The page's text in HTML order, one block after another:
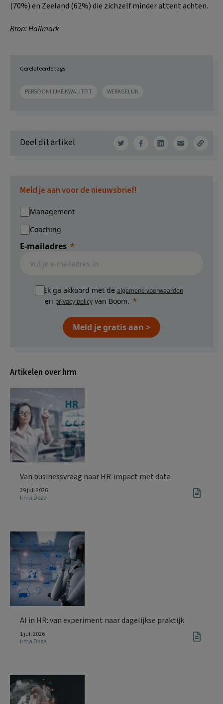
(70%) en Zeeland (62%) die zichzelf minder attent achten.
Bron: Hallmark
Gerelateerde tags
PERSOONLIJKE KWALITEIT WERKGELUK
Deel dit artikel
Meld je aan voor de nieuwsbrief!
Management
Coaching
E-mailadres
Ik ga akkoord met de algemene voorwaarden
en privacy policy van Boom.
Meld je gratis aan >
Artikelen over hrm
Van businessvraag naar HR-impact met data
29 juli 2026
Irma Doze
AI in HR: van experiment naar dagelijkse praktijk
1 juli 2026
Irma Doze